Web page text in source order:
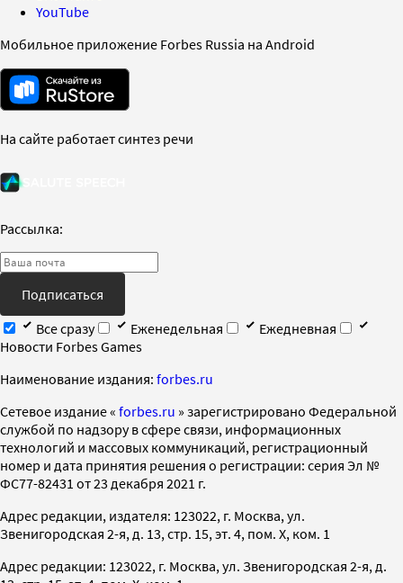
YouTube
Мобильное приложение Forbes Russia на Android
На сайте работает синтез речи
Рассылка:
Подписаться
Все сразу
Еженедельная
Ежедневная
Новости Forbes Games
Наименование издания: forbes.ru
Cетевое издание « forbes.ru » зарегистрировано Федеральной
службой по надзору в сфере связи, информационных
технологий и массовых коммуникаций, регистрационный
номер и дата принятия решения о регистрации: серия Эл №
ФС77-82431 от 23 декабря 2021 г.
Адрес редакции, издателя: 123022, г. Москва, ул.
Звенигородская 2-я, д. 13, стр. 15, эт. 4, пом. X, ком. 1
Адрес редакции: 123022, г. Москва, ул. Звенигородская 2-я, д.